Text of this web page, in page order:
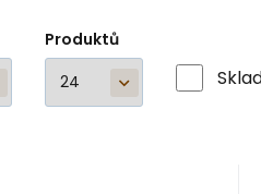
Produktů